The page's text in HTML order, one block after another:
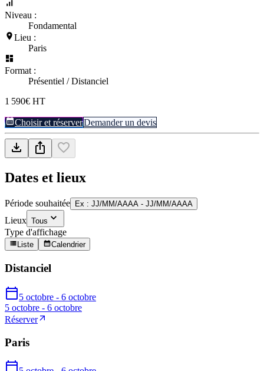
Niveau :
Fondamental
Lieu :
Paris
Format :
Présentiel / Distanciel
1 590€ HT
Choisir et réserverDemander un devis
Dates et lieux
Période souhaitée Ex : JJ/MM/AAAA - JJ/MM/AAAA
Lieux Tous
Type d'affichage
Liste Calendrier
Distanciel
5 octobre - 6 octobre
5 octobre - 6 octobre
Réserver
Paris